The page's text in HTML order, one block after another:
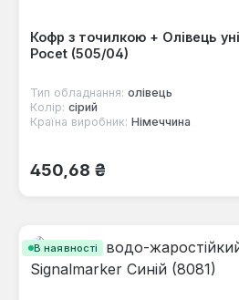
Кофр з точилкою + Олівець
Pocet (505/04)
Тип обладнання: олівець
Колір: сірий
Країна виробник: Німеччина
Звичайна ціна:
450,68 ₴
В наявності